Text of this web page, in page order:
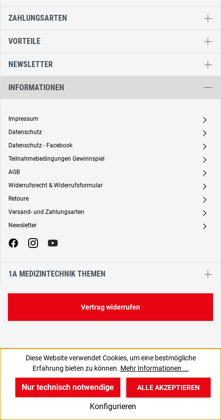
ZAHLUNGSARTEN
VORTEILE
NEWSLETTER
INFORMATIONEN
Impressum A
Datenschutz A
Datenschutz - Facebook A
Teilnahmebedingungen Gewinnspiel A
AGB A
Widerrufsrecht & Widerrufsformular A
Retoure A
Versand- und Zahlungsarten A
Newsletter A
1A MEDIZINTECHNIK THEMEN
Vertrag widerrufen
Diese Website verwendet Cookies, um eine bestmögliche
Erfahrung bieten zu können. Mehr Informationen ...
Nur technisch notwendige
Konfigurieren
ALLE AKZEPTIEREN
v
Produkte
B